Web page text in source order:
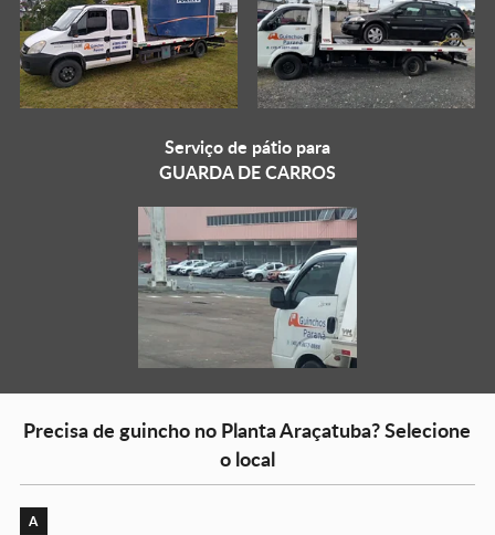
Serviço de pátio para
GUARDA DE CARROS
Precisa de guincho no Planta Araçatuba? Selecione
o local
A